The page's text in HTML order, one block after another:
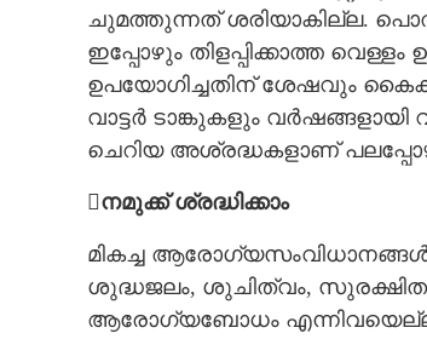
ചുമത്തുന്നത് ശരിയാകില്ല.
ഇപ്പോഴും തിളപ്പിക്കാത്ത
ഉപയോഗിച്ചതിന് ശേഷവും
വാട്ടർ ടാങ്കുകളും
ചെറിയ അശ്രദ്ധകളാണ്
നമുക്ക് ശ്രദ്ധിക്കാം
മികച്ച
ശുദ്ധജലം, ശുചിത്വം,
ആരോഗ്യബോധം